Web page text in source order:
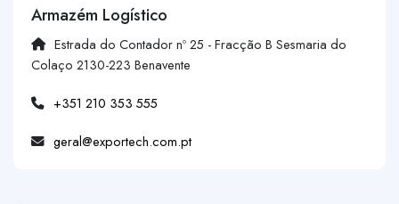
Armazém Logístico
Estrada do Contador nº 25 - Fracção B Sesmaria do
Colaço 2130-223 Benavente
+351 210 353 555
geral@exportech.com.pt